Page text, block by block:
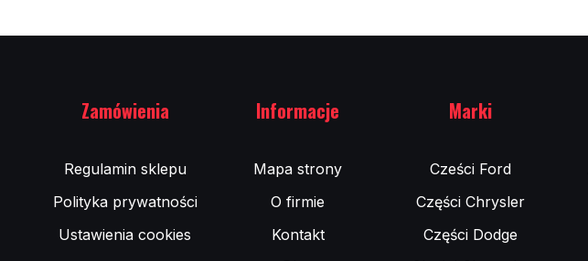
Zamówienia
Regulamin sklepu
Polityka prywatności
Ustawienia cookies
Informacje
Mapa strony
O firmie
Kontakt
Marki
Cześci Ford
Części Chrysler
Części Dodge